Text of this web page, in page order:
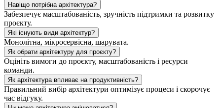
Навіщо потрібна архітектура?
Забезпечує масштабованість, зручність підтримки та розвитку
проєкту.
Які існують види архітектур?
Монолітна, мікросервісна, шарувата.
Як обрати архітектуру для проєкту?
Оцініть вимоги до проєкту, масштабованість і ресурси
команди.
Як архітектура впливає на продуктивність?
Правильний вибір архітектури оптимізує процеси і скорочує
час відгуку.